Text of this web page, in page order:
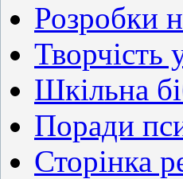
Розробки
Творчість
Шкільна
Поради
Сторінка